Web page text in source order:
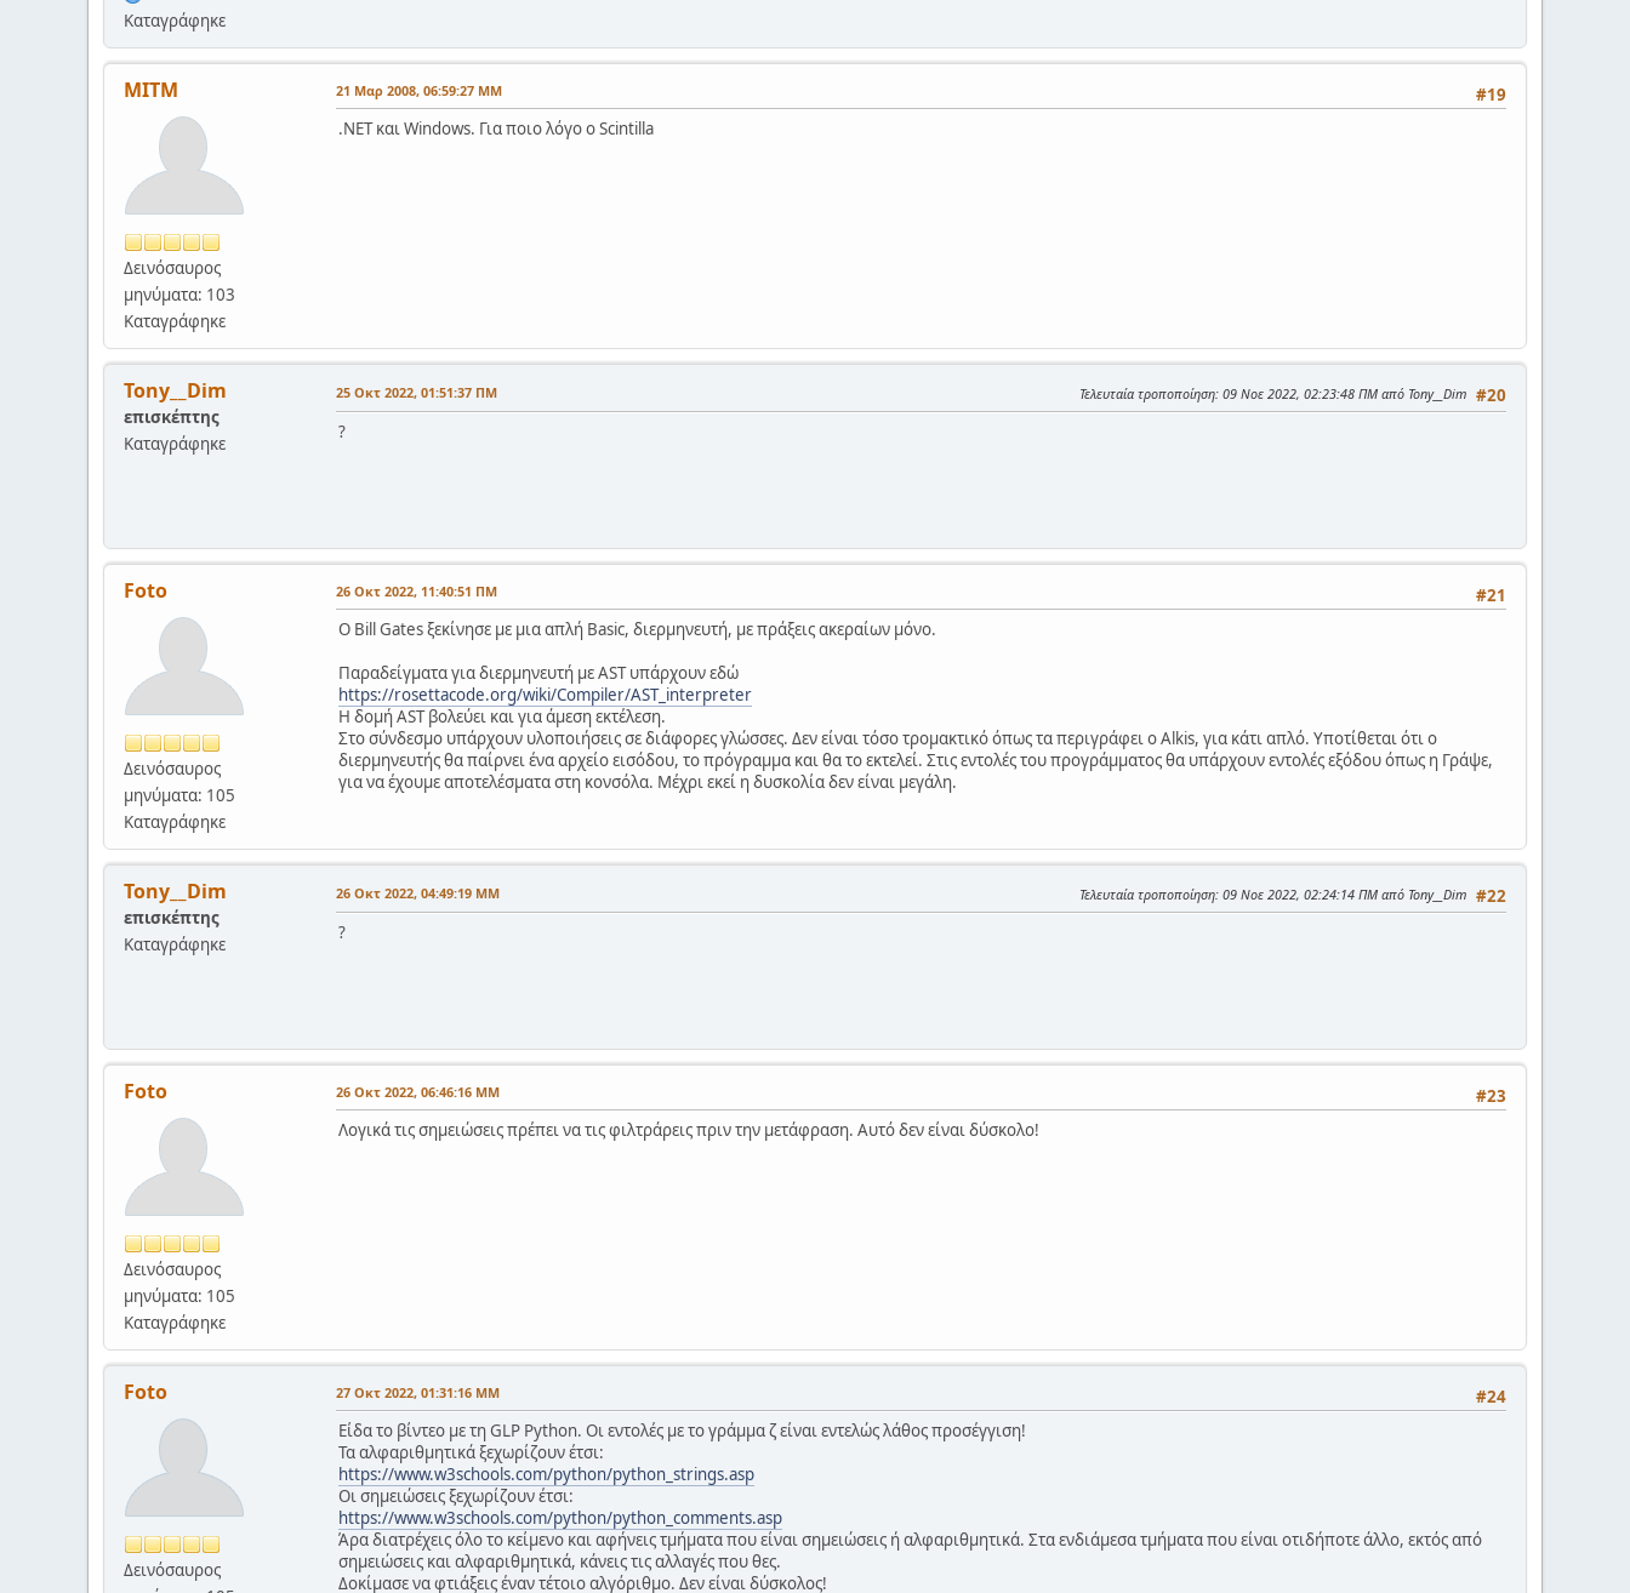
Καταγράφηκε
ΜΙΤΜ
Δεινόσαυρος
μηνύματα: 103
Καταγράφηκε
#19
21 Μαρ 2008, 06:59:27 ΜΜ
.NET και Windows. Για ποιο λόγο ο Scintilla
Tony__Dim
επισκέπτης
Καταγράφηκε
#20
25 Οκτ 2022, 01:51:37 ΠΜ Τελευταία τροποποίηση: 09 Νοε 2022, 02:23:48 ΠΜ από Tony__Dim
?
Foto
Δεινόσαυρος
μηνύματα: 105
Καταγράφηκε
#21
26 Οκτ 2022, 11:40:51 ΠΜ
Ο Bill Gates ξεκίνησε με μια απλή Basic, διερμηνευτή, με πράξεις ακεραίων μόνο.
Παραδείγματα για διερμηνευτή με AST υπάρχουν εδώ
https://rosettacode.org/wiki/Compiler/AST_interpreter
Η δομή AST βολεύει και για άμεση εκτέλεση.
Στο σύνδεσμο υπάρχουν υλοποιήσεις σε διάφορες γλώσσες. Δεν είναι τόσο τρομακτικό όπως τα περιγράφει ο Alkis, για κάτι απλό. Υποτίθεται ότι ο
διερμηνευτής θα παίρνει ένα αρχείο εισόδου, το πρόγραμμα και θα το εκτελεί. Στις εντολές του προγράμματος θα υπάρχουν εντολές εξόδου όπως η Γράψε,
για να έχουμε αποτελέσματα στη κονσόλα. Μέχρι εκεί η δυσκολία δεν είναι μεγάλη.
Tony__Dim
επισκέπτης
Καταγράφηκε
#22
26 Οκτ 2022, 04:49:19 ΜΜ Τελευταία τροποποίηση: 09 Νοε 2022, 02:24:14 ΠΜ από Tony__Dim
?
Foto
Δεινόσαυρος
μηνύματα: 105
Καταγράφηκε
#23
26 Οκτ 2022, 06:46:16 ΜΜ
Λογικά τις σημειώσεις πρέπει να τις φιλτράρεις πριν την μετάφραση. Αυτό δεν είναι δύσκολο!
Foto
Δεινόσαυρος
#24
27 Οκτ 2022, 01:31:16 ΜΜ
Είδα το βίντεο με τη GLP Python. Οι εντολές με το γράμμα ζ είναι εντελώς λάθος προσέγγιση!
Τα αλφαριθμητικά ξεχωρίζουν έτσι:
https://www.w3schools.com/python/python_strings.asp
Οι σημειώσεις ξεχωρίζουν έτσι:
https://www.w3schools.com/python/python_comments.asp
Άρα διατρέχεις όλο το κείμενο και αφήνεις τμήματα που είναι σημειώσεις ή αλφαριθμητικά. Στα ενδιάμεσα τμήματα που είναι οτιδήποτε άλλο, εκτός από
σημειώσεις και αλφαριθμητικά, κάνεις τις αλλαγές που θες.
Δοκίμασε να φτιάξεις έναν τέτοιο αλγόριθμο. Δεν είναι δύσκολος!